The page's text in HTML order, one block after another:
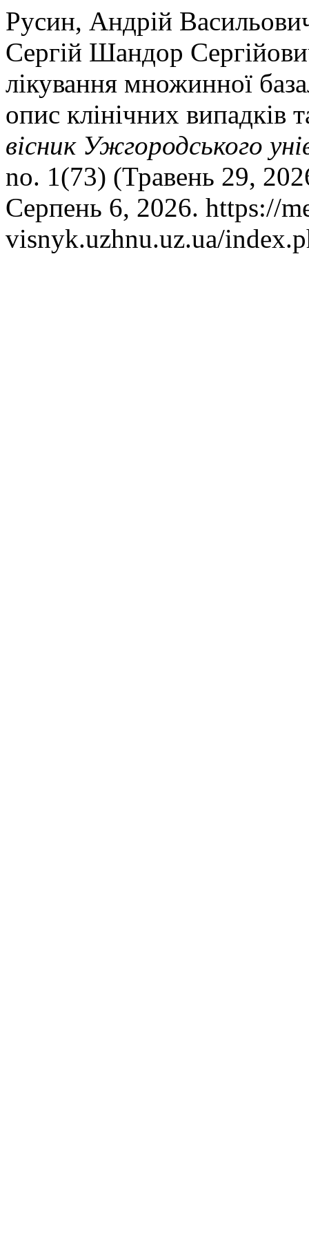
Русин, Андрій
Сергій Шандор
лікування множинної
опис клінічних випадків
вісник Ужгородського
no. 1(73) (Травень 29,
Серпень 6, 2026. https://
visnyk.uzhnu.uz.ua/